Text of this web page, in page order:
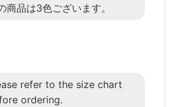
商品は3色ございます。
refer to the size chart
ordering.